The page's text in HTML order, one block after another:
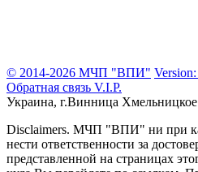
© 2014-2026 МЧП "ВПИ"
Обратная связь V.I.P.
Украина, г.Винница
Disclaimers. МЧП "ВПИ" ни при
нести ответственности за
представленной на страницах